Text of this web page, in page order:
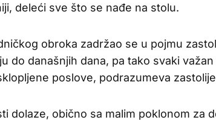
deleći sve što se nađe na stolu.
obroka zadržao se u pojmu
do današnjih dana, pa tako svaki
poslove, podrazumeva
dolaze, obično sa malim poklonom za